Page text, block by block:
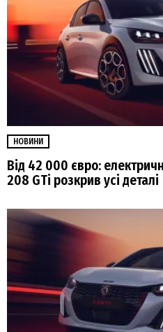
НОВИНИ
Від 42 000 євро:
208 GTi розкрив усі деталі